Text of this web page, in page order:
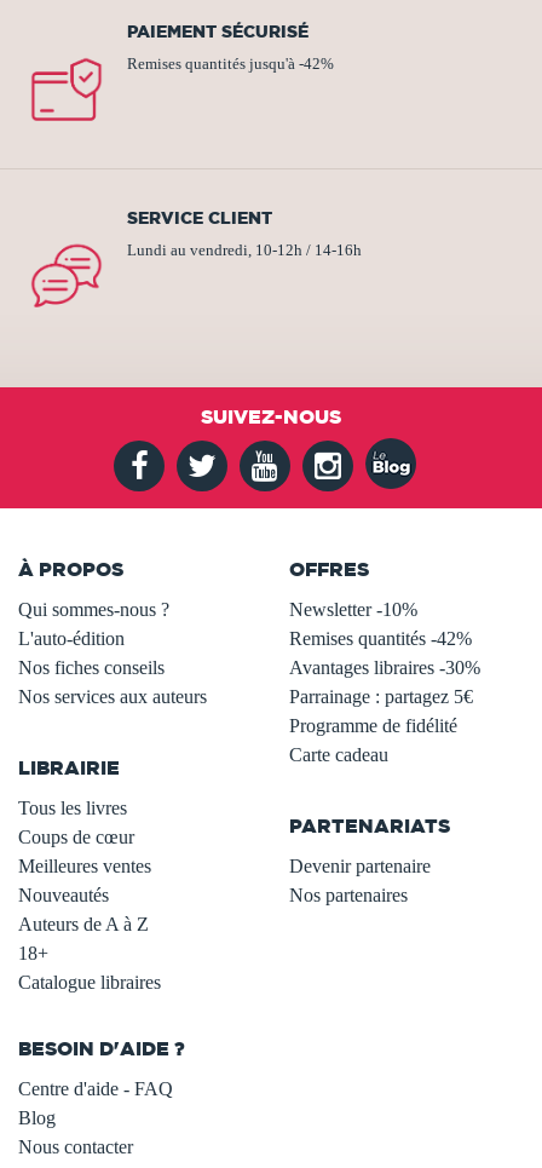
PAIEMENT SÉCURISÉ
Remises quantités jusqu'à -42%
SERVICE CLIENT
Lundi au vendredi, 10-12h / 14-16h
SUIVEZ-NOUS
À PROPOS
Qui sommes-nous ?
L'auto-édition
Nos fiches conseils
Nos services aux auteurs
LIBRAIRIE
Tous les livres
Coups de cœur
Meilleures ventes
Nouveautés
Auteurs de A à Z
18+
Catalogue libraires
OFFRES
Newsletter -10%
Remises quantités -42%
Avantages libraires -30%
Parrainage : partagez 5€
Programme de fidélité
Carte cadeau
PARTENARIATS
Devenir partenaire
Nos partenaires
BESOIN D'AIDE ?
Centre d'aide - FAQ
Blog
Nous contacter